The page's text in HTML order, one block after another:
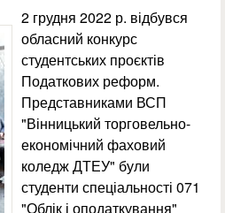
2 грудня 2022 р. відбувся
обласний конкурс
студентських проєктів
Податкових реформ.
Представниками ВСП
"Вінницький торговельно-
економічний фаховий
коледж ДТЕУ" були
студенти спеціальності 071
"Облік і оподаткування"